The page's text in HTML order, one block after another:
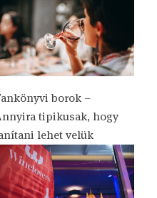
borok –
tipikusak, hogy
lehet velük